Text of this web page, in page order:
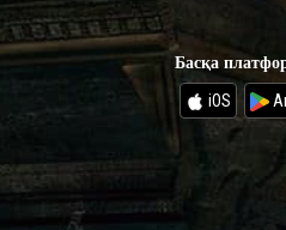
Басқа
iOS